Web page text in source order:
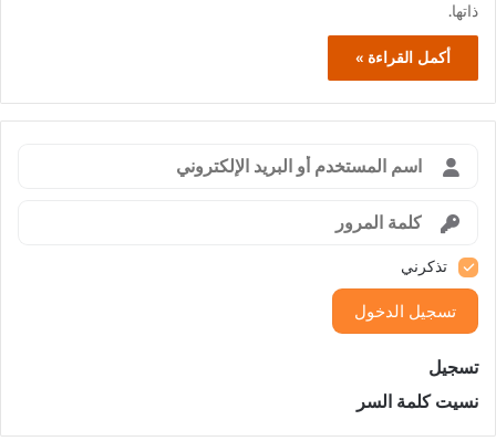
ذاتها.
أكمل القراءة »
تذكرني
تسجيل الدخول
تسجيل
نسيت كلمة السر